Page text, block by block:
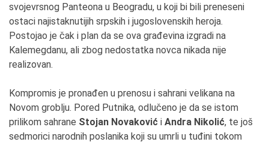
svojevrsnog Panteona u Beogradu, u koji bi bili preneseni
ostaci najistaknutijih srpskih i jugoslovenskih heroja.
Postojao je čak i plan da se ova građevina izgradi na
Kalemegdanu, ali zbog nedostatka novca nikada nije
realizovan.
Kompromis je pronađen u prenosu i sahrani velikana na
Novom groblju. Pored Putnika, odlučeno je da se istom
prilikom sahrane Stojan Novaković i Andra Nikolić, te još
sedmorici narodnih poslanika koji su umrli u tuđini tokom